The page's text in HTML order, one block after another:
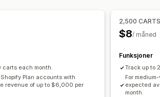
carts each month.
Plan accounts with
revenue of up to $6,000 per
2,500
$8/ måned
Funksjoner
Track up to
For
expected
month.